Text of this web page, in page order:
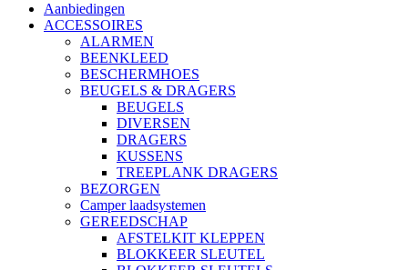
Aanbiedingen
ACCESSOIRES
ALARMEN
BEENKLEED
BESCHERMHOES
BEUGELS & DRAGERS
BEUGELS
DIVERSEN
DRAGERS
KUSSENS
TREEPLANK DRAGERS
BEZORGEN
Camper laadsystemen
GEREEDSCHAP
AFSTELKIT KLEPPEN
BLOKKEER SLEUTEL